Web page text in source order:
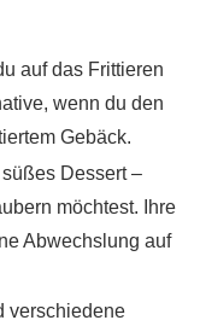
auf das Frittieren
wenn du den
Gebäck.
Dessert –
möchtest. Ihre
Abwechslung auf
verschiedene